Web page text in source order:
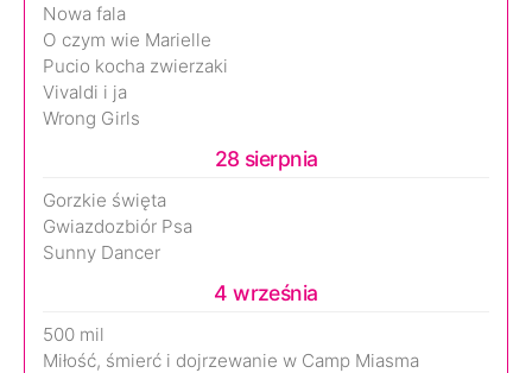
Nowa fala
O czym wie Marielle
Pucio kocha zwierzaki
Vivaldi i ja
Wrong Girls
28 sierpnia
Gorzkie święta
Gwiazdozbiór Psa
Sunny Dancer
4 września
500 mil
Miłość, śmierć i dojrzewanie w Camp Miasma